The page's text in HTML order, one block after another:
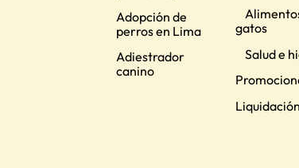
Adopción de
perros en Lima
Adiestrador
canino
gatos
Salud e
Liquidación